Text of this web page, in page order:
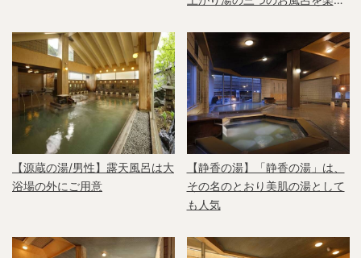
【源蔵の湯/男性】露天風呂は大
浴場の外にご用意
【静香の湯】「静香の湯」は、
その名のとおり美肌の湯として
も人気